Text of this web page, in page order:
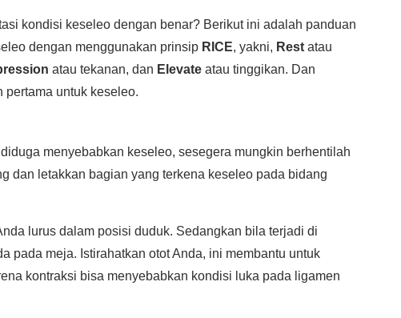
kondisi keseleo dengan benar? Berikut ini adalah panduan
dengan menggunakan prinsip RICE, yakni, Rest atau
atau tekanan, dan Elevate atau tinggikan. Dan
pertama untuk keseleo.
menyebabkan keseleo, sesegera mungkin berhentilah
dan letakkan bagian yang terkena keseleo pada bidang
lurus dalam posisi duduk. Sedangkan bila terjadi di
pada meja. Istirahatkan otot Anda, ini membantu untuk
kontraksi bisa menyebabkan kondisi luka pada ligamen